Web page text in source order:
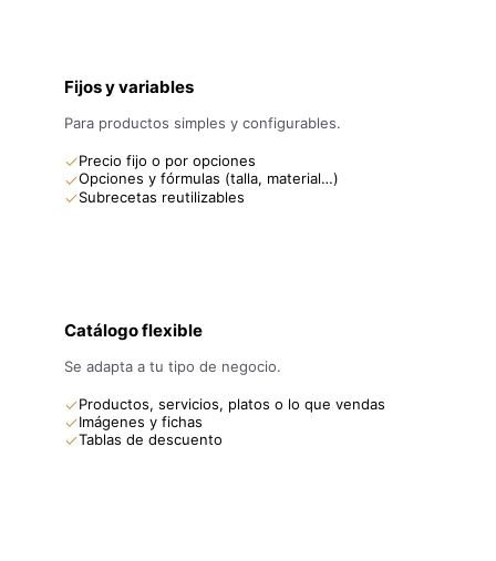
Fijos y variables
Para productos simples y configurables.
Precio fijo o por opciones
Opciones y fórmulas (talla, material…)
Subrecetas reutilizables
Catálogo flexible
Se adapta a tu tipo de negocio.
Productos, servicios, platos o lo que vendas
Imágenes y fichas
Tablas de descuento